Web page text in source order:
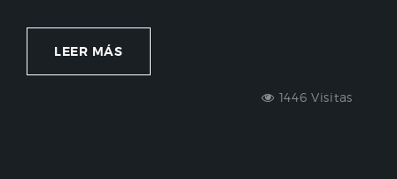
LEER MÁS
1446 Visitas